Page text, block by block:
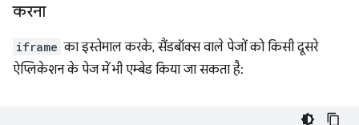
करना
iframe का इस्तेमाल करके, सैंडबॉक्स वाले पेजों को किसी दूसरे
ऐप्लिकेशन के पेज में भी एम्बेड किया जा सकता है: